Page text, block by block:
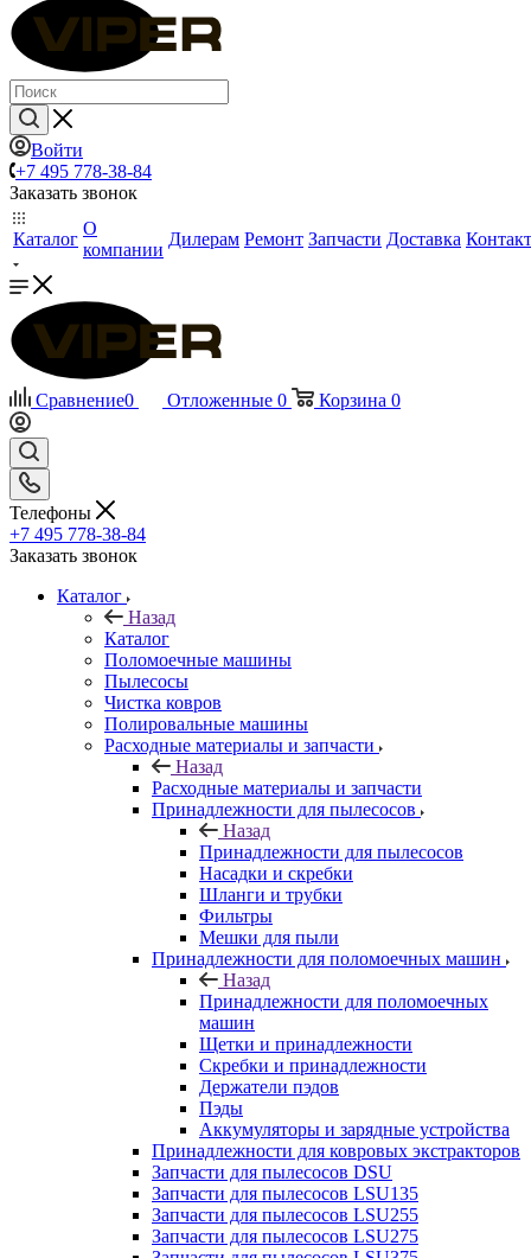
Войти
+7 495 778-38-84
Заказать звонок
Каталог
О
компании
Дилерам Ремонт Запчасти Доставка
Сравнение0 Отложенные 0 Корзина 0
Телефоны
+7 495 778-38-84
Заказать звонок
Каталог
Назад
Каталог
Поломоечные машины
Пылесосы
Чистка ковров
Полировальные машины
Расходные материалы и запчасти
Назад
Расходные материалы и запчасти
Принадлежности для пылесосов
Назад
Принадлежности для пылесосов
Насадки и скребки
Шланги и трубки
Фильтры
Мешки для пыли
Принадлежности для поломоечных машин
Назад
Принадлежности для поломоечных
машин
Щетки и принадлежности
Скребки и принадлежности
Держатели пэдов
Пэды
Аккумуляторы и зарядные устройства
Принадлежности для ковровых экстракторов
Запчасти для пылесосов DSU
Запчасти для пылесосов LSU135
Запчасти для пылесосов LSU255
Запчасти для пылесосов LSU275